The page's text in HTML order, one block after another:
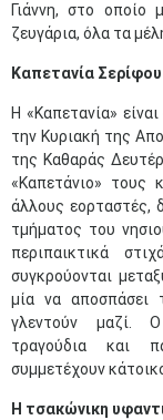
Γιάννη, στο οποίο
ζευγάρια, όλα τα
Καπετανία Σερίφου
Η «Καπετανία»
την Κυριακή της
της Καθαράς
«Καπετάνιο» τους
άλλους εορταστές,
τμήματος του
περιπαικτικά
συγκρούονται
μία να αποσπάσει
γλεντούν μαζί. Ο
τραγούδια και
συμμετέχουν
Η τσακώνικη